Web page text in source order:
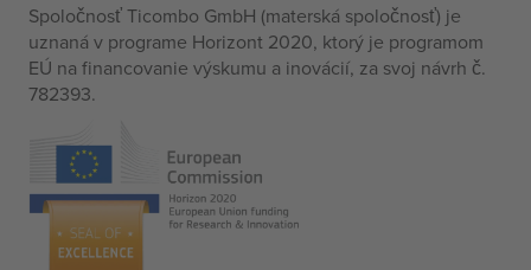
Spoločnosť Ticombo GmbH (materská spoločnosť) je
uznaná v programe Horizont 2020, ktorý je programom
EÚ na financovanie výskumu a inovácií, za svoj návrh č.
782393.